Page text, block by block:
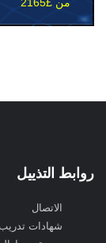
من £2165
روابط التذييل
الاتصال
شهادات